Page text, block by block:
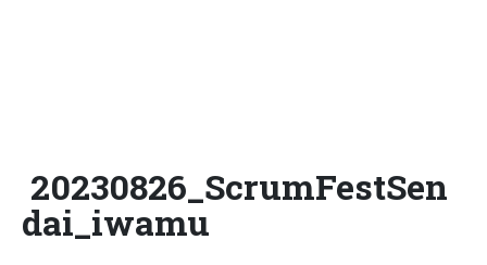
20230826_ScrumFestSen
dai_iwamu